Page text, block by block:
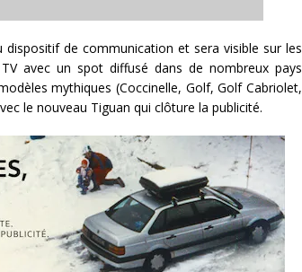
de communication et sera visible sur les
avec un spot diffusé dans de nombreux pays
mythiques (Coccinelle, Golf, Golf Cabriolet,
le nouveau Tiguan qui clôture la publicité.